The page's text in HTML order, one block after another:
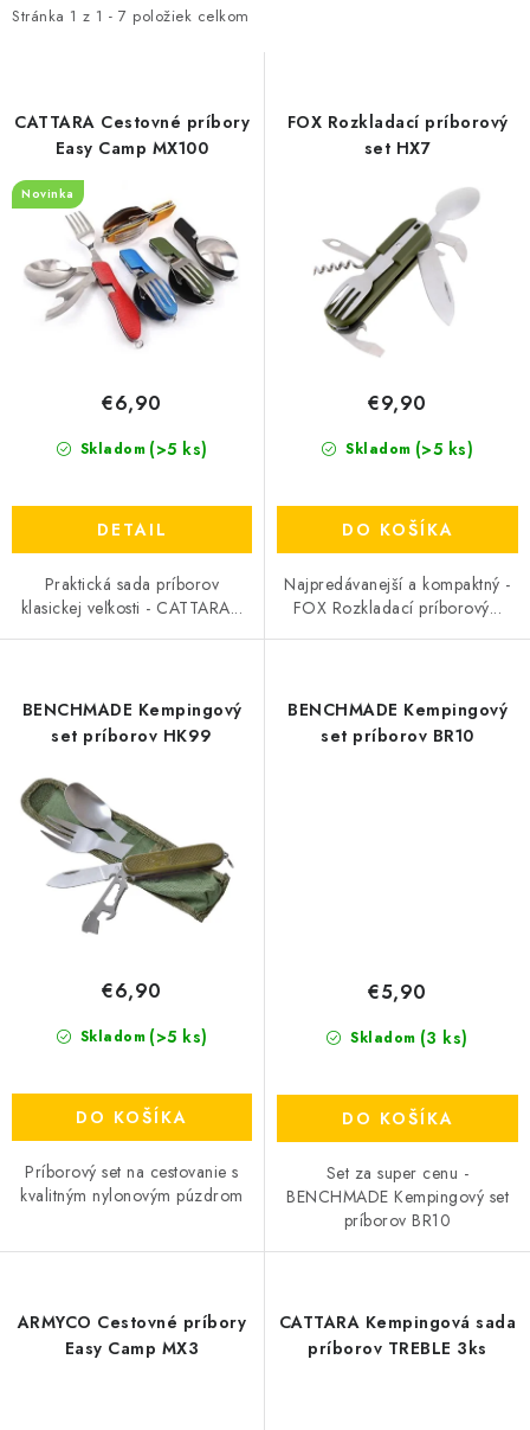
i
r
d
u
k
Stránka 1 z 1 - 7 položiek celkom
e
e
r
o
d
u
CATTARA Cestovné príbory
Easy Camp MX100
Novinka
Skladom (>5 ks)
€6,90
DETAIL
Praktická sada príborov
klasickej veľkosti - CATTARA...
FOX Rozkladací príborový
set HX7
Skladom (>5 ks)
€9,90
DO KOŠÍKA
Najpredávanejší a kompaktný -
FOX Rozkladací príborový...
BENCHMADE Kempingový
set príborov HK99
Skladom (>5 ks)
€6,90
DO KOŠÍKA
Príborový set na cestovanie s
kvalitným nylonovým púzdrom
BENCHMADE Kempingový
set príborov BR10
Skladom (3 ks)
€5,90
DO KOŠÍKA
Set za super cenu -
BENCHMADE Kempingový set
príborov BR10
ARMYCO Cestovné príbory
Easy Camp MX3
CATTARA Kempingová sada
príborov TREBLE 3ks